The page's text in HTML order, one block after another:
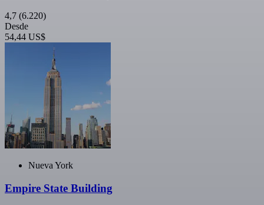
4,7 (6.220)
Desde
54,44 US$
Nueva York
Empire State Building